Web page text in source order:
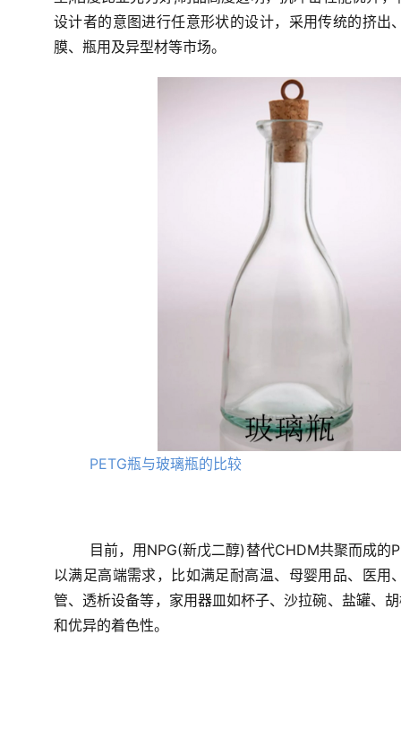
设计者的意图进行任意形状的设计，采用传统的挤
膜、瓶用及异型材等市场。
PETG瓶与玻璃瓶的比较
目前，用NPG(新戊二醇)替代CHDM共聚而成的
以满足高端需求，比如满足耐高温、母婴用品、医
管、透析设备等，家用器皿如杯子、沙拉碗、盐罐、
和优异的着色性。